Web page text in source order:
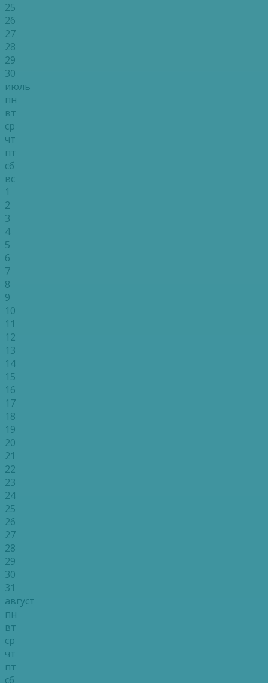
25
26
27
28
29
30
июль
пн
вт
ср
чт
пт
сб
вс
1
2
3
4
5
6
7
8
9
10
11
12
13
14
15
16
17
18
19
20
21
22
23
24
25
26
27
28
29
30
31
август
пн
вт
ср
чт
пт
сб